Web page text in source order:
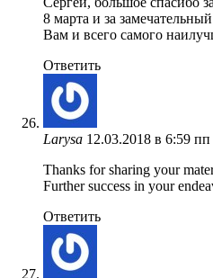
8 марта и за
Вам и всего самого
Ответить
Larysa 12.03.2018 в 6:59 пп
Thanks for sharing your
Further success in your
Ответить